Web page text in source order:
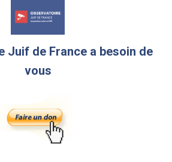
Juif de France a besoin de
vous